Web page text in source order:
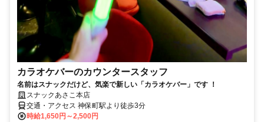
カラオケバーのカウンタースタッフ
名前はスナックだけど、気楽で新しい「カラオケバー」です ！
スナックあさこ本店
交通・アクセス 神保町駅より徒歩3分
時給1,650円～2,500円